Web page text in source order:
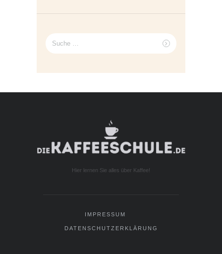
Suche
nach:
Hier lernen Sie alles über Kaffee!
IMPRESSUM
DATENSCHUTZERKLÄRUNG